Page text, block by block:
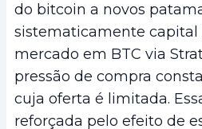
do bitcoin a novos
sistematicamente
mercado em BTC via
pressão de compra
cuja oferta é limitada.
reforçada pelo efeito de